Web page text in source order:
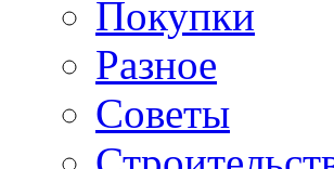
Покупки
Разное
Советы